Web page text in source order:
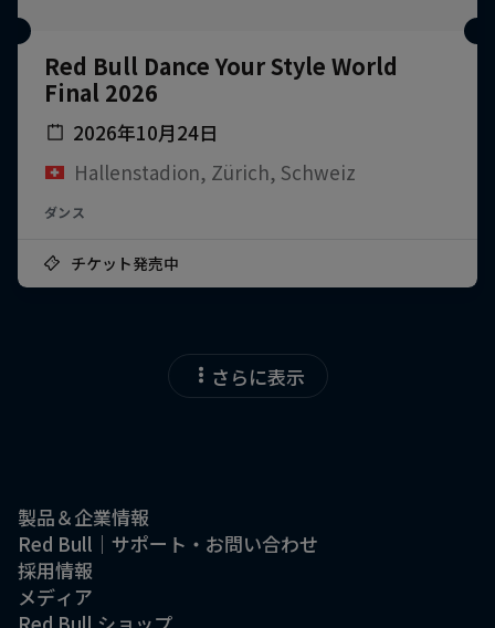
Red Bull Dance Your Style World
Final 2026
2026年10月24日
Hallenstadion, Zürich, Schweiz
ダンス
チケット発売中
さらに表示